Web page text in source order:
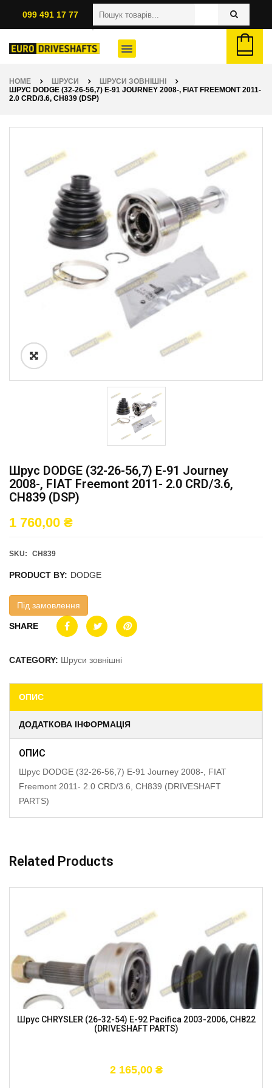
099 491 17 77
HOME ШРУСИ
ШРУСИ ЗОВНІШНІ
ШРУС DODGE (32-26-56,7) E-91 JOURNEY 2008-, FIAT FREEMONT 2011-
2.0 CRD/3.6, CH839 (DSP)
Шрус DODGE (32-26-56,7) E-91 Journey
2008-, FIAT Freemont 2011- 2.0 CRD/3.6,
CH839 (DSP)
1 760,00 ₴
SKU: CH839
PRODUCT BY: DODGE
Під замовлення
SHARE
CATEGORY: Шруси зовнішні
ОПИС
ДОДАТКОВА ІНФОРМАЦІЯ
ОПИС
Шрус DODGE (32-26-56,7) E-91 Journey 2008-, FIAT
Freemont 2011- 2.0 CRD/3.6, CH839 (DRIVESHAFT
PARTS)
Related Products
Шрус CHRYSLER (26-32-54) E-92 Pacifica 2003-2006, CH822
(DRIVESHAFT PARTS)
2 165,00 ₴